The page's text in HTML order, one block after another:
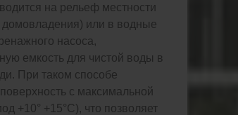
на рельеф местности
домовладения) или в водные
насоса,
емкость для чистой воды в
При таком способе
с максимальной
+10° +15°С), что позволяет